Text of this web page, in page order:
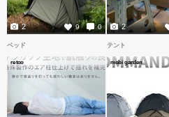
9 0
2 2
ベッド
retoo
テント
mobi garden